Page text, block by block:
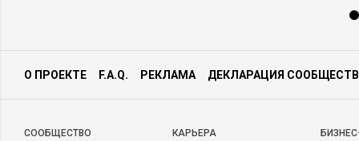
О ПРОЕКТЕ F.A.Q. РЕКЛАМА ДЕКЛАРАЦИЯ
CООБЩЕСТВО КАРЬЕРА